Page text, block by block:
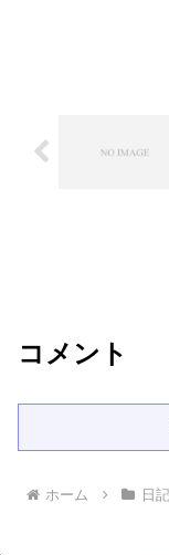
コメント
ホーム 日記